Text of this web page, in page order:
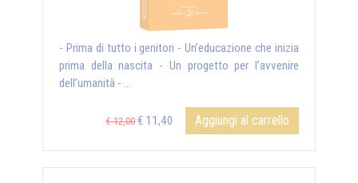
- Prima di tutto i genitori - Un’educazione che inizia
prima della nascita - Un progetto per l’avvenire
dell’umanità - ...
€ 12,00 € 11,40 Aggiungi al carrello